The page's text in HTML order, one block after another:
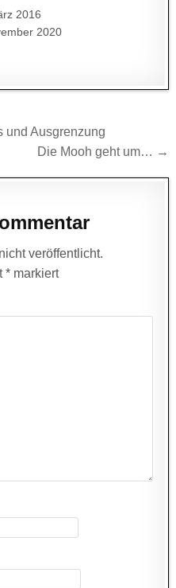
2016
2020
und Ausgrenzung
Die Mooh geht um… →
veröffentlicht.
* markiert